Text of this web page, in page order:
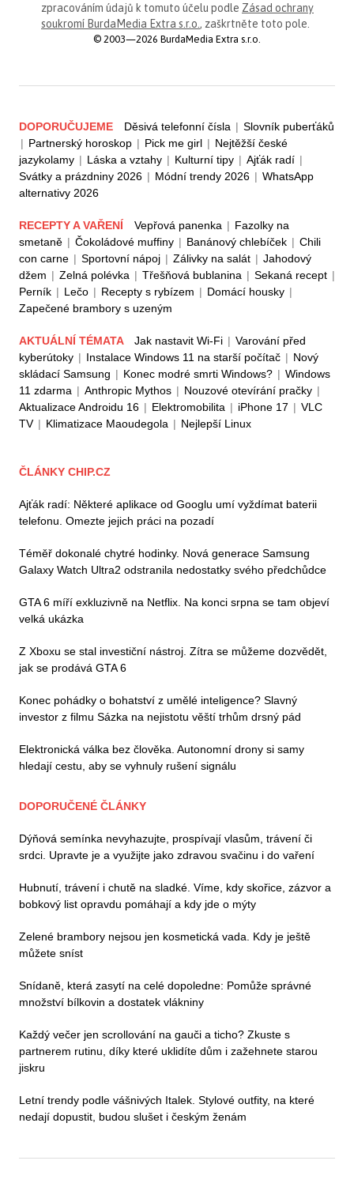
zpracováním údajů k tomuto účelu podle Zásad ochrany
soukromí BurdaMedia Extra s.r.o., zaškrtněte toto pole.
© 2003—2026 BurdaMedia Extra s.r.o.
DOPORUČUJEME Děsivá telefonní čísla | Slovník puberťáků
| Partnerský horoskop | Pick me girl | Nejtěžší české
jazykolamy | Láska a vztahy | Kulturní tipy | Ajťák radí |
Svátky a prázdniny 2026 | Módní trendy 2026 | WhatsApp
alternativy 2026
RECEPTY A VAŘENÍ Vepřová panenka | Fazolky na
smetaně | Čokoládové muffiny | Banánový chlebíček | Chili
con carne | Sportovní nápoj | Zálivky na salát | Jahodový
džem | Zelná polévka | Třešňová bublanina | Sekaná recept |
Perník | Lečo | Recepty s rybízem | Domácí housky |
Zapečené brambory s uzeným
AKTUÁLNÍ TÉMATA Jak nastavit Wi-Fi | Varování před
kyberútoky | Instalace Windows 11 na starší počítač | Nový
skládací Samsung | Konec modré smrti Windows? | Windows
11 zdarma | Anthropic Mythos | Nouzové otevírání pračky |
Aktualizace Androidu 16 | Elektromobilita | iPhone 17 | VLC
TV | Klimatizace Maoudegola | Nejlepší Linux
ČLÁNKY CHIP.CZ
Ajťák radí: Některé aplikace od Googlu umí vyždímat baterii
telefonu. Omezte jejich práci na pozadí
Téměř dokonalé chytré hodinky. Nová generace Samsung
Galaxy Watch Ultra2 odstranila nedostatky svého předchůdce
GTA 6 míří exkluzivně na Netflix. Na konci srpna se tam objeví
velká ukázka
Z Xboxu se stal investiční nástroj. Zítra se můžeme dozvědět,
jak se prodává GTA 6
Konec pohádky o bohatství z umělé inteligence? Slavný
investor z filmu Sázka na nejistotu věští trhům drsný pád
Elektronická válka bez člověka. Autonomní drony si samy
hledají cestu, aby se vyhnuly rušení signálu
DOPORUČENÉ ČLÁNKY
Dýňová semínka nevyhazujte, prospívají vlasům, trávení či
srdci. Upravte je a využijte jako zdravou svačinu i do vaření
Hubnutí, trávení i chutě na sladké. Víme, kdy skořice, zázvor a
bobkový list opravdu pomáhají a kdy jde o mýty
Zelené brambory nejsou jen kosmetická vada. Kdy je ještě
můžete sníst
Snídaně, která zasytí na celé dopoledne: Pomůže správné
množství bílkovin a dostatek vlákniny
Každý večer jen scrollování na gauči a ticho? Zkuste s
partnerem rutinu, díky které uklidíte dům i zažehnete starou
jiskru
Letní trendy podle vášnivých Italek. Stylové outfity, na které
nedají dopustit, budou slušet i českým ženám